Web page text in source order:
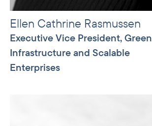
Ellen Cathrine Rasmussen
Executive Vice President, Green
Infrastructure and Scalable
Enterprises